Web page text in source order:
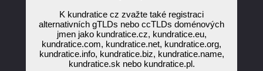
K kundratice cz zvažte také registraci
alternativních gTLDs nebo ccTLDs doménových
jmen jako kundratice.cz, kundratice.eu,
kundratice.com, kundratice.net, kundratice.org,
kundratice.info, kundratice.biz, kundratice.name,
kundratice.sk nebo kundratice.pl.